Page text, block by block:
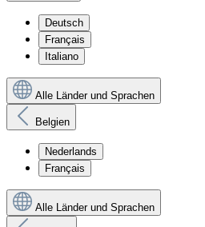
Deutsch
Français
Italiano
Alle Länder und Sprachen
Belgien
Nederlands
Français
Alle Länder und Sprachen